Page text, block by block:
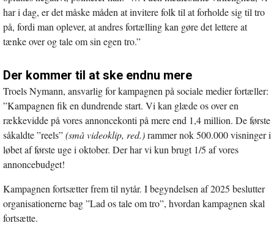
har i dag, er det måske måden at invitere folk til at forholde sig til tro
på, fordi man oplever, at andres fortælling kan gøre det lettere at
tænke over og tale om sin egen tro.”
Der kommer til at ske endnu mere
Troels Nymann, ansvarlig for kampagnen på sociale medier fortæller:
”Kampagnen fik en dundrende start. Vi kan glæde os over en
rækkevidde på vores annoncekonti på mere end 1,4 million. De første
såkaldte ”reels”(små videoklip, red.)rammer nok 500.000 visninger i
løbet af første uge i oktober. Der har vi kun brugt 1/5 af vores
annoncebudget!
Kampagnen fortsætter frem til nytår. I begyndelsen af 2025 beslutter
organisationerne bag ”Lad os tale om tro”, hvordan kampagnen skal
fortsætte.